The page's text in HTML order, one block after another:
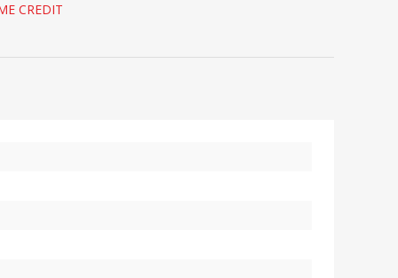
CREDIT